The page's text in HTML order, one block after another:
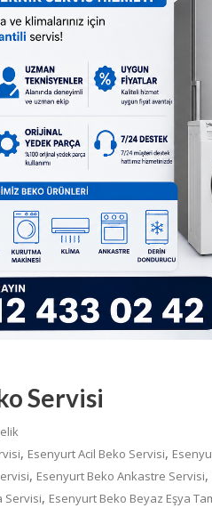
Servisi
, Esenyurt Acil Beko Servisi,
, Esenyurt Beko Ankastre Servisi,
Servisi, Esenyurt Beko Beyaz Eşya